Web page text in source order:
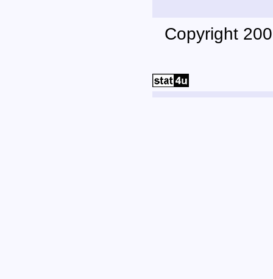
Copyright